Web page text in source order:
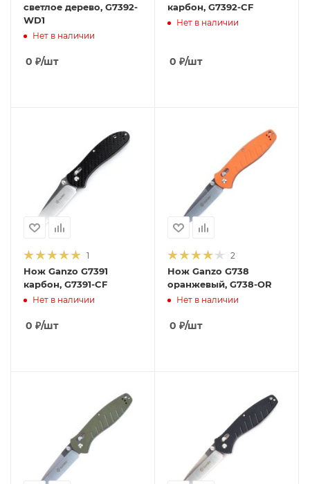
светлое дерево, G7392-
WD1
Нет в наличии
0 ₽/шт
карбон, G7392-CF
Нет в наличии
0 ₽/шт
1
Нож Ganzo G7391
карбон, G7391-CF
Нет в наличии
0 ₽/шт
2
Нож Ganzo G738
оранжевый, G738-OR
Нет в наличии
0 ₽/шт